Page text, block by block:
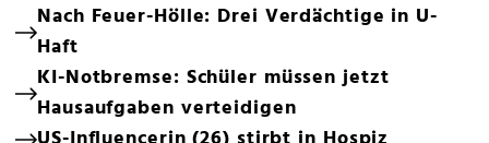
Nach Feuer-Hölle: Drei Verdächtige in U-
Haft
KI-Notbremse: Schüler müssen jetzt
Hausaufgaben verteidigen